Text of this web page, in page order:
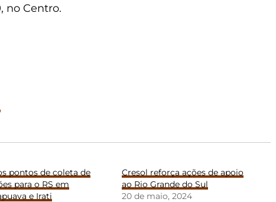
no Centro.
pontos de coleta de
para o RS em
e Irati
Cresol reforça ações de apoio
ao Rio Grande do Sul
20 de maio, 2024